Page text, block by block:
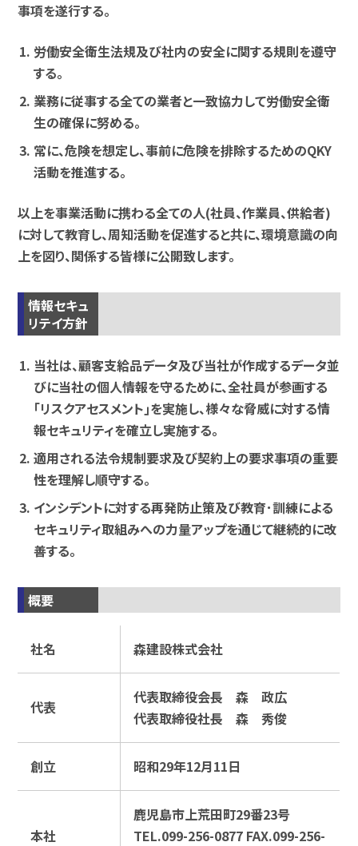
事項を遂行する。
労働安全衛生法規及び社内の安全に関する規則を遵守
する。
業務に従事する全ての業者と一致協力して労働安全衛
生の確保に努める。
常に、危険を想定し、事前に危険を排除するためのQKY
活動を推進する。
以上を事業活動に携わる全ての人(社員、作業員、供給者)
に対して教育し、周知活動を促進すると共に、環境意識の向
上を図り、関係する皆様に公開致します。
情報セキュ
リテイ方針
当社は、顧客支給品データ及び当社が作成するデータ並
びに当社の個人情報を守るために、全社員が参画する
｢リスクアセスメント｣を実施し、様々な脅威に対する情
報セキュリティを確立し実施する｡
適用される法令規制要求及び契約上の要求事項の重要
性を理解し順守する｡
インシデントに対する再発防止策及び教育･訓練による
セキュリティ取組みへの力量アップを通じて継続的に改
善する｡
概要
社名 森建設株式会社
代表
代表取締役会長 森 政広
代表取締役社長 森 秀俊
創立 昭和29年12月11日
本社
鹿児島市上荒田町29番23号
TEL.099-256-0877 FAX.099-256-